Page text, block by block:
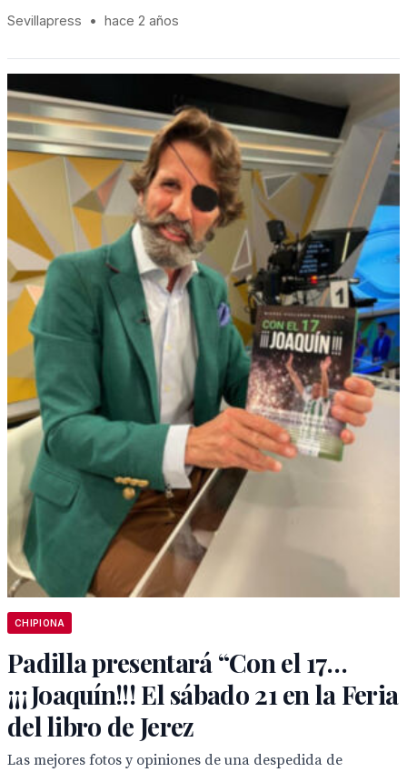
Sevillapress • hace 2 años
CHIPIONA
Padilla presentará “Con el 17…
¡¡¡Joaquín!!! El sábado 21 en la Feria
del libro de Jerez
Las mejores fotos y opiniones de una despedida de